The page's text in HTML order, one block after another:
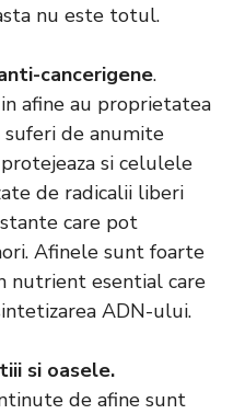
nu este totul.
cancerigene.
afine au proprietatea
suferi de anumite
si celulele
de radicalii liberi
care pot
Afinele sunt foarte
nutrient esential care
ADN-ului.
si oasele.
de afine sunt